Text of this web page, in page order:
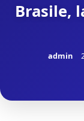
Brasile,
admin